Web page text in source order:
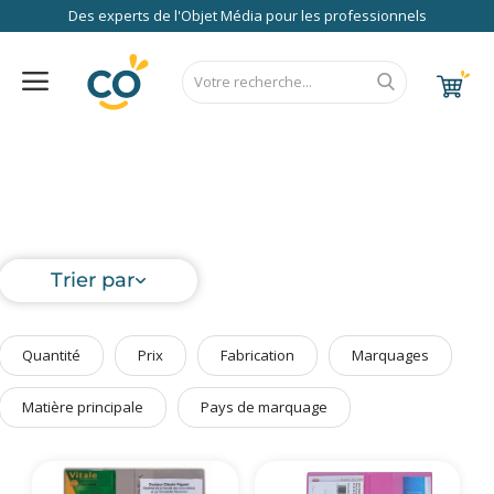
Des experts de l'Objet Média pour les professionnels
Bagageries & Sacs
Etui
Vêtements de Travail
Parapluies & Parasols
Art de la Table
Trier par
Quantité Prix Fabrication Marquages
Matière principale Pays de marquage